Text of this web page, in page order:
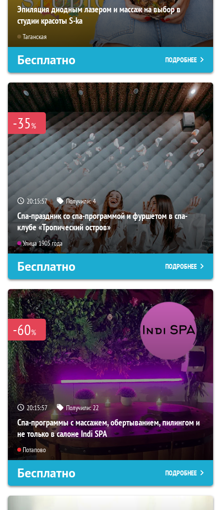
Эпиляция диодным лазером и массаж на выбор в
студии красоты S-ka
Таганская
Бесплатно ПОДРОБНЕЕ
-35%
20:15:56 Получили:4
Спа-праздник со спа-программой и фуршетом в спа-
клубе «Тропический остров»
Улица 1905 года
Бесплатно ПОДРОБНЕЕ
-60%
20:15:56 Получили:22
Спа-программы с массажем, обертыванием, пилингом и
не только в салоне Indi SPA
Потапово
Бесплатно ПОДРОБНЕЕ